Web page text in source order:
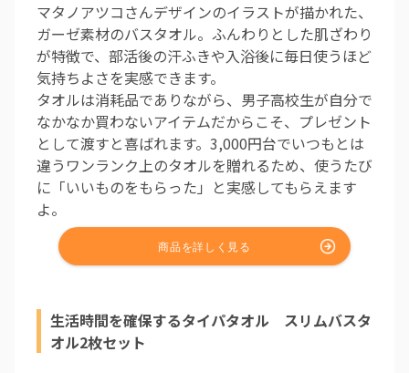
マタノアツコさんデザインのイラストが描かれた、
ガーゼ素材のバスタオル。ふんわりとした肌ざわり
が特徴で、部活後の汗ふきや入浴後に毎日使うほど
気持ちよさを実感できます。
タオルは消耗品でありながら、男子高校生が自分で
なかなか買わないアイテムだからこそ、プレゼント
として渡すと喜ばれます。3,000円台でいつもとは
違うワンランク上のタオルを贈れるため、使うたび
に「いいものをもらった」と実感してもらえます
よ。
生活時間を確保するタイパタオル スリムバスタ
オル2枚セット